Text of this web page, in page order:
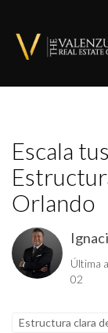
Escala
Orlando
Última
02
Estructura clara